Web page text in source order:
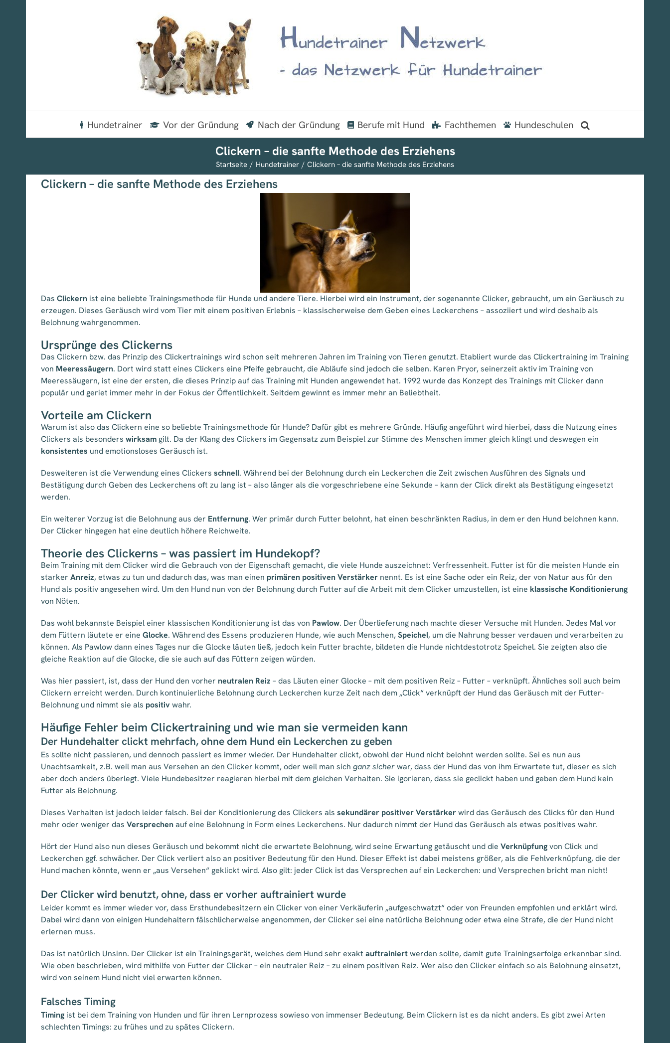
Hundetrainer Vor der Gründung Nach der Gründung Berufe mit Hund Fachthemen Hundeschulen
Clickern – die sanfte Methode des Erziehens
Startseite Hundetrainer Clickern – die sanfte Methode des Erziehens
Clickern – die sanfte Methode des Erziehens
Das Clickern ist eine beliebte Trainingsmethode für Hunde und andere Tiere. Hierbei wird ein Instrument, der sogenannte Clicker, gebraucht, um ein Geräusch zu
erzeugen. Dieses Geräusch wird vom Tier mit einem positiven Erlebnis – klassischerweise dem Geben eines Leckerchens – assoziiert und wird deshalb als
Belohnung wahrgenommen.
Ursprünge des Clickerns
Das Clickern bzw. das Prinzip des Clickertrainings wird schon seit mehreren Jahren im Training von Tieren genutzt. Etabliert wurde das Clickertraining im Training
von Meeressäugern. Dort wird statt eines Clickers eine Pfeife gebraucht, die Abläufe sind jedoch die selben. Karen Pryor, seinerzeit aktiv im Training von
Meeressäugern, ist eine der ersten, die dieses Prinzip auf das Training mit Hunden angewendet hat. 1992 wurde das Konzept des Trainings mit Clicker dann
populär und geriet immer mehr in der Fokus der Öffentlichkeit. Seitdem gewinnt es immer mehr an Beliebtheit.
Vorteile am Clickern
Warum ist also das Clickern eine so beliebte Trainingsmethode für Hunde? Dafür gibt es mehrere Gründe. Häufig angeführt wird hierbei, dass die Nutzung eines
Clickers als besonders wirksam gilt. Da der Klang des Clickers im Gegensatz zum Beispiel zur Stimme des Menschen immer gleich klingt und deswegen ein
konsistentes und emotionsloses Geräusch ist.
Desweiteren ist die Verwendung eines Clickers schnell. Während bei der Belohnung durch ein Leckerchen die Zeit zwischen Ausführen des Signals und
Bestätigung durch Geben des Leckerchens oft zu lang ist – also länger als die vorgeschriebene eine Sekunde – kann der Click direkt als Bestätigung eingesetzt
werden.
Ein weiterer Vorzug ist die Belohnung aus der Entfernung. Wer primär durch Futter belohnt, hat einen beschränkten Radius, in dem er den Hund belohnen kann.
Der Clicker hingegen hat eine deutlich höhere Reichweite.
Theorie des Clickerns – was passiert im Hundekopf?
Beim Training mit dem Clicker wird die Gebrauch von der Eigenschaft gemacht, die viele Hunde auszeichnet: Verfressenheit. Futter ist für die meisten Hunde ein
starker Anreiz, etwas zu tun und dadurch das, was man einen primären positiven Verstärker nennt. Es ist eine Sache oder ein Reiz, der von Natur aus für den
Hund als positiv angesehen wird. Um den Hund nun von der Belohnung durch Futter auf die Arbeit mit dem Clicker umzustellen, ist eine klassische Konditionierung
von Nöten.
Das wohl bekannste Beispiel einer klassischen Konditionierung ist das von Pawlow. Der Überlieferung nach machte dieser Versuche mit Hunden. Jedes Mal vor
dem Füttern läutete er eine Glocke. Während des Essens produzieren Hunde, wie auch Menschen, Speichel, um die Nahrung besser verdauen und verarbeiten zu
können. Als Pawlow dann eines Tages nur die Glocke läuten ließ, jedoch kein Futter brachte, bildeten die Hunde nichtdestotrotz Speichel. Sie zeigten also die
gleiche Reaktion auf die Glocke, die sie auch auf das Füttern zeigen würden.
Was hier passiert, ist, dass der Hund den vorher neutralen Reiz – das Läuten einer Glocke – mit dem positiven Reiz – Futter – verknüpft. Ähnliches soll auch beim
Clickern erreicht werden. Durch kontinuierliche Belohnung durch Leckerchen kurze Zeit nach dem „Click“ verknüpft der Hund das Geräusch mit der Futter-
Belohnung und nimmt sie als positivwahr.
Häufige Fehler beim Clickertraining und wie man sie vermeiden kann
Der Hundehalter clickt mehrfach, ohne dem Hund ein Leckerchen zu geben
Es sollte nicht passieren, und dennoch passiert es immer wieder. Der Hundehalter clickt, obwohl der Hund nicht belohnt werden sollte. Sei es nun aus
Unachtsamkeit, z.B. weil man aus Versehen an den Clicker kommt, oder weil man sich ganz sicherwar, dass der Hund das von ihm Erwartete tut, dieser es sich
aber doch anders überlegt. Viele Hundebesitzer reagieren hierbei mit dem gleichen Verhalten. Sie igorieren, dass sie geclickt haben und geben dem Hund kein
Futter als Belohnung.
Dieses Verhalten ist jedoch leider falsch. Bei der Konditionierung des Clickers als sekundärer positiver Verstärkerwird das Geräusch des Clicks für den Hund
mehr oder weniger das Versprechenauf eine Belohnung in Form eines Leckerchens. Nur dadurch nimmt der Hund das Geräusch als etwas positives wahr.
Hört der Hund also nun dieses Geräusch und bekommt nicht die erwartete Belohnung, wird seine Erwartung getäuscht und die Verknüpfungvon Click und
Leckerchen ggf. schwächer. Der Click verliert also an positiver Bedeutung für den Hund. Dieser Effekt ist dabei meistens größer, als die Fehlverknüpfung, die der
Hund machen könnte, wenn er „aus Versehen“ geklickt wird. Also gilt: jeder Click ist das Versprechen auf ein Leckerchen: und Versprechen bricht man nicht!
Der Clicker wird benutzt, ohne, dass er vorher auftrainiert wurde
Leider kommt es immer wieder vor, dass Ersthundebesitzern ein Clicker von einer Verkäuferin „aufgeschwatzt“ oder von Freunden empfohlen und erklärt wird.
Dabei wird dann von einigen Hundehaltern fälschlicherweise angenommen, der Clicker sei eine natürliche Belohnung oder etwa eine Strafe, die der Hund nicht
erlernen muss.
Das ist natürlich Unsinn. Der Clicker ist ein Trainingsgerät, welches dem Hund sehr exakt auftrainiertwerden sollte, damit gute Trainingserfolge erkennbar sind.
Wie oben beschrieben, wird mithilfe von Futter der Clicker – ein neutraler Reiz – zu einem positiven Reiz. Wer also den Clicker einfach so als Belohnung einsetzt,
wird von seinem Hund nicht viel erwarten können.
Falsches Timing
Timing ist bei dem Training von Hunden und für ihren Lernprozess sowieso von immenser Bedeutung. Beim Clickern ist es da nicht anders. Es gibt zwei Arten
schlechten Timings: zu frühes und zu spätes Clickern.